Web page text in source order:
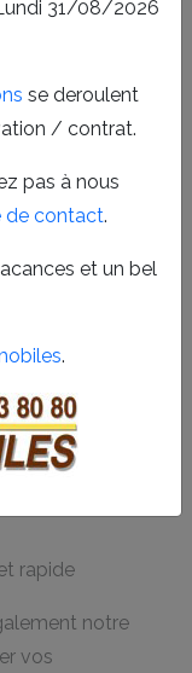
31/08/2026
se deroulent
/ contrat.
pas à nous
de contact.
et un bel
.
Nous
que des
véhicule est
et confort.
à choisir la
bien entretenus
rapide
notre
vos